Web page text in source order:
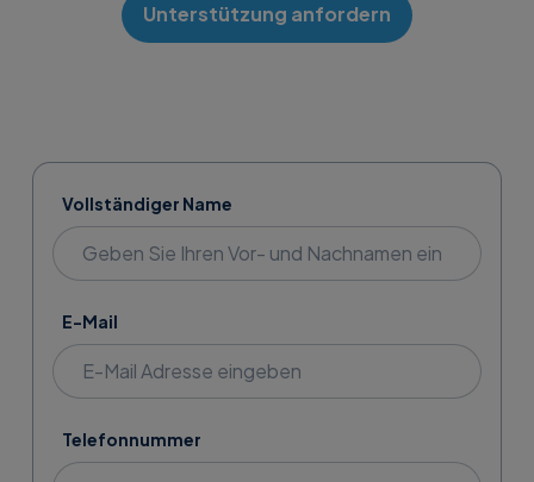
Unterstützung anfordern
Vollständiger Name
E-Mail
Telefonnummer